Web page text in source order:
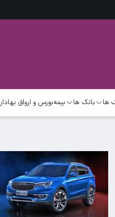
ها بانک ها بیمهبورس و ارواق بهادار